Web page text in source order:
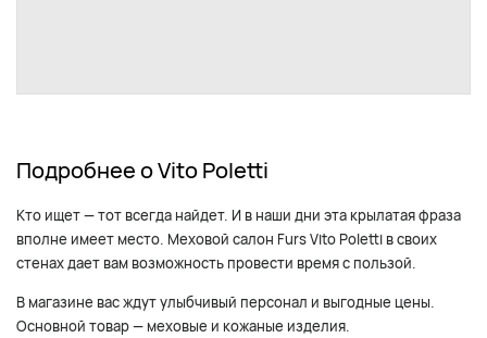
Подробнее о Vito Poletti
Кто ищет — тот всегда найдет. И в наши дни эта крылатая фраза
вполне имеет место. Меховой салон Furs Vito Poletti в своих
стенах дает вам возможность провести время с пользой.
В магазине вас ждут улыбчивый персонал и выгодные цены.
Основной товар — меховые и кожаные изделия.